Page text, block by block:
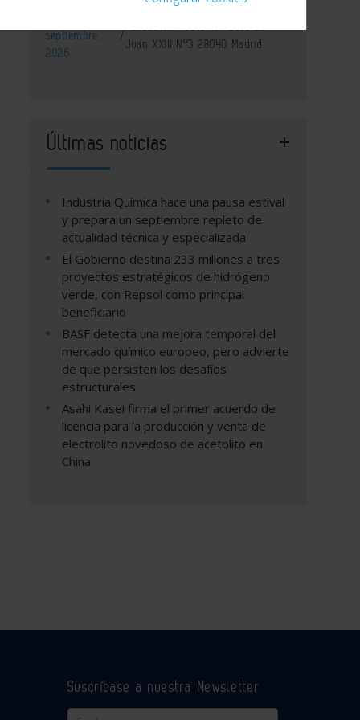
septiembre,
2026
/
Fundación Pablo VI Paseo de
Juan XXIII Nº3 28040 Madrid
Últimas noticias
Industria Química hace una pausa estival
y prepara un septiembre repleto de
actualidad técnica y especializada
El Gobierno destina 233 millones a tres
proyectos estratégicos de hidrógeno
verde, con Repsol como principal
beneficiario
BASF detecta una mejora temporal del
mercado químico europeo, pero advierte
de que persisten los desafíos
estructurales
Asahi Kasei firma el primer acuerdo de
licencia para la producción y venta de
electrolito novedoso de acetolito en
China
Suscríbase a nuestra Newsletter
Email